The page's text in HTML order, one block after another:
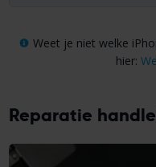
Weet je niet welke
hier:
Reparatie